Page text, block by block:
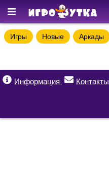
Игры Новые Аркады
Информация Контакты